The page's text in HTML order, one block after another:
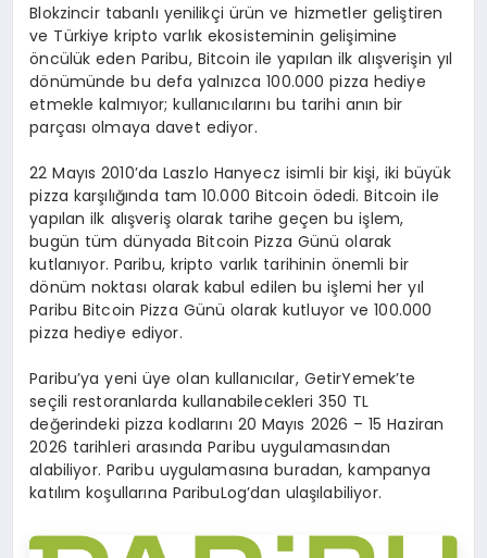
Blokzincir tabanlı yenilikçi ürün ve hizmetler geliştiren
ve Türkiye kripto varlık ekosisteminin gelişimine
öncülük eden Paribu, Bitcoin ile yapılan ilk alışverişin yıl
dönümünde bu defa yalnızca 100.000 pizza hediye
etmekle kalmıyor; kullanıcılarını bu tarihi anın bir
parçası olmaya davet ediyor.
22 Mayıs 2010’da Laszlo Hanyecz isimli bir kişi, iki büyük
pizza karşılığında tam 10.000 Bitcoin ödedi. Bitcoin ile
yapılan ilk alışveriş olarak tarihe geçen bu işlem,
bugün tüm dünyada Bitcoin Pizza Günü olarak
kutlanıyor. Paribu, kripto varlık tarihinin önemli bir
dönüm noktası olarak kabul edilen bu işlemi her yıl
Paribu Bitcoin Pizza Günü olarak kutluyor ve 100.000
pizza hediye ediyor.
Paribu’ya yeni üye olan kullanıcılar, GetirYemek’te
seçili restoranlarda kullanabilecekleri 350 TL
değerindeki pizza kodlarını 20 Mayıs 2026 – 15 Haziran
2026 tarihleri arasında Paribu uygulamasından
alabiliyor. Paribu uygulamasına buradan, kampanya
katılım koşullarına ParibuLog’dan ulaşılabiliyor.